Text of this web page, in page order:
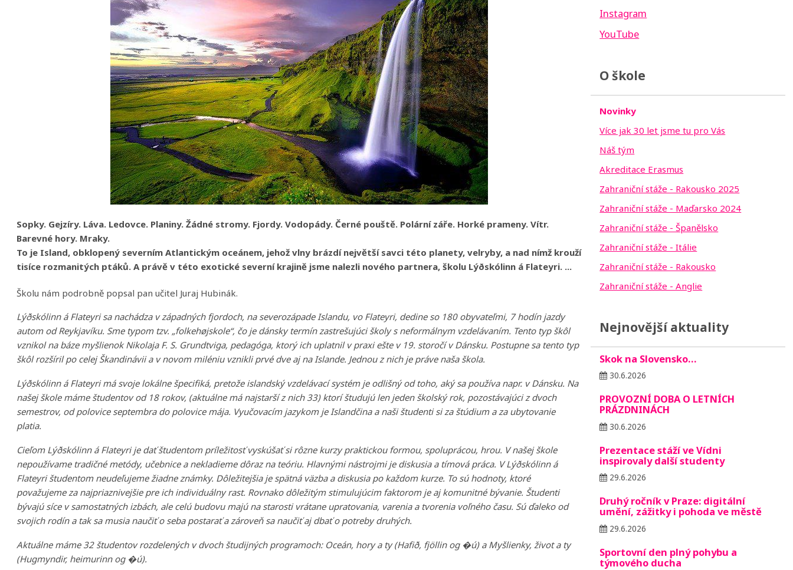
Sopky. Gejzíry. Láva. Ledovce. Planiny. Žádné stromy. Fjordy. Vodopády. Černé pouště. Polární záře. Horké prameny. Vítr.
Barevné hory. Mraky.
To je Island, obklopený severním Atlantickým oceánem, jehož vlny brázdí největší savci této planety, velryby, a nad nímž krouží
tisíce rozmanitých ptáků. A právě v této exotické severní krajině jsme nalezli nového partnera, školu Lýðskólinn á Flateyri. ...
Školu nám podrobně popsal pan učitel Juraj Hubinák.
Lýðskólinn á Flateyri sa nachádza v západných fjordoch, na severozápade Islandu, vo Flateyri, dedine so 180 obyvateľmi, 7 hodín jazdy
autom od Reykjavíku. Sme typom tzv. „folkehøjskole“, čo je dánsky termín zastrešujúci školy s neformálnym vzdelávaním. Tento typ škôl
vznikol na báze myšlienok Nikolaja F. S. Grundtviga, pedagóga, ktorý ich uplatnil v praxi ešte v 19. storočí v Dánsku. Postupne sa tento typ
škôl rozšíril po celej Škandinávii a v novom miléniu vznikli prvé dve aj na Islande. Jednou z nich je práve naša škola.
Lýðskólinn á Flateyri má svoje lokálne špecifiká, pretože islandský vzdelávací systém je odlišný od toho, aký sa používa napr. v Dánsku. Na
našej škole máme študentov od 18 rokov, (aktuálne má najstarší z nich 33) ktorí študujú len jeden školský rok, pozostávajúci z dvoch
semestrov, od polovice septembra do polovice mája. Vyučovacím jazykom je Islandčina a naši študenti si za štúdium a za ubytovanie
platia.
Cieľom Lýðskólinn á Flateyri je dať študentom príležitosť vyskúšať si rôzne kurzy praktickou formou, spoluprácou, hrou. V našej škole
nepoužívame tradičné metódy, učebnice a nekladieme dôraz na teóriu. Hlavnými nástrojmi je diskusia a tímová práca. V Lýðskólinn á
Flateyri študentom neudeľujeme žiadne známky. Dôležitejšia je spätná väzba a diskusia po každom kurze. To sú hodnoty, ktoré
považujeme za najpriaznivejšie pre ich individuálny rast. Rovnako dôležitým stimulujúcim faktorom je aj komunitné bývanie. Študenti
bývajú síce v samostatných izbách, ale celú budovu majú na starosti vrátane upratovania, varenia a tvorenia voľného času. Sú ďaleko od
svojich rodín a tak sa musia naučiť o seba postarať a zároveň sa naučiť aj dbať o potreby druhých.
Aktuálne máme 32 študentov rozdelených v dvoch študijných programoch: Oceán, hory a ty (Hafið, fjöllin og �ú) a Myšlienky, život a ty
(Hugmyndir, heimurinn og �ú).
Instagram
YouTube
O škole
Novinky
Více jak 30 let jsme tu pro Vás
Náš tým
Akreditace Erasmus
Zahraniční stáže - Rakousko 2025
Zahraniční stáže - Maďarsko 2024
Zahraniční stáže - Španělsko
Zahraniční stáže - Itálie
Zahraniční stáže - Rakousko
Zahraniční stáže - Anglie
Nejnovější aktuality
Skok na Slovensko…
30.6.2026
PROVOZNÍ DOBA O LETNÍCH
PRÁZDNINÁCH
30.6.2026
Prezentace stáží ve Vídni
inspirovaly další studenty
29.6.2026
Druhý ročník v Praze: digitální
umění, zážitky i pohoda ve městě
29.6.2026
Sportovní den plný pohybu a
týmového ducha